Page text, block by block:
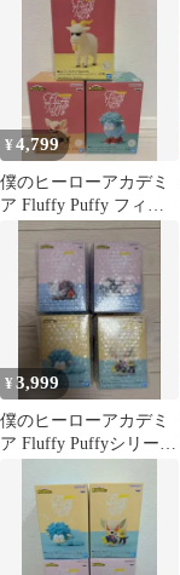
¥4,799
僕のヒーローアカデミ
ア Fluffy Puffy フィギ
ュア 3種セット
¥3,999
僕のヒーローアカデミ
ア Fluffy Puffyシリー